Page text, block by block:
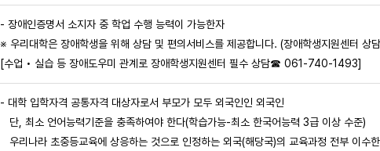
- 장애인증명서 소지자 중 학업 수행 능력이 가능한자
※ 우리대학은 장애학생을 위해 상담 및 편의서비스를 제공합니다. (장애학생지원센터
[수업 • 실습 등 장애도우미 관계로 장애학생지원센터 필수 상담☎ 061-740-1493]
- 대학 입학자격 공통자격 대상자로서 부모가 모두 외국인인 외국인
단, 최소 언어능력기준을 충족하여야 한다(학습가능-최소 한국어능력 3급 이상 수준)
우리나라 초중등교육에 상응하는 것으로 인정하는 외국(해당국)의 교육과정 전부 이수